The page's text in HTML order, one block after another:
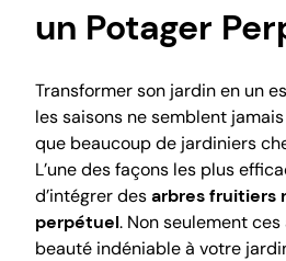
un Potager
Transformer son jardin en un
les saisons ne semblent
que beaucoup de jardiniers
L’une des façons les plus
d’intégrer desarbres fruitiers
perpétuel. Non seulement
beauté indéniable à votre